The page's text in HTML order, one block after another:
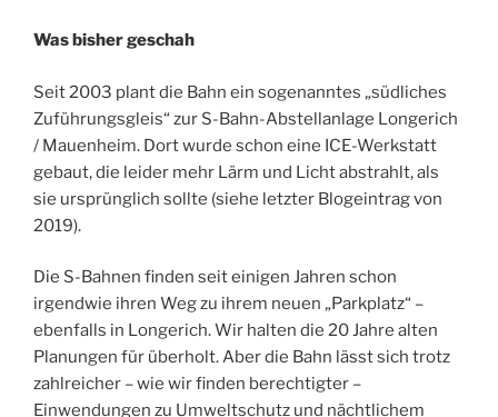
Was bisher geschah
Seit 2003 plant die Bahn ein sogenanntes „südliches
Zuführungsgleis“ zur S-Bahn-Abstellanlage Longerich
/ Mauenheim. Dort wurde schon eine ICE-Werkstatt
gebaut, die leider mehr Lärm und Licht abstrahlt, als
sie ursprünglich sollte (siehe letzter Blogeintrag von
2019).
Die S-Bahnen finden seit einigen Jahren schon
irgendwie ihren Weg zu ihrem neuen „Parkplatz“ –
ebenfalls in Longerich. Wir halten die 20 Jahre alten
Planungen für überholt. Aber die Bahn lässt sich trotz
zahlreicher – wie wir finden berechtigter –
Einwendungen zu Umweltschutz und nächtlichem